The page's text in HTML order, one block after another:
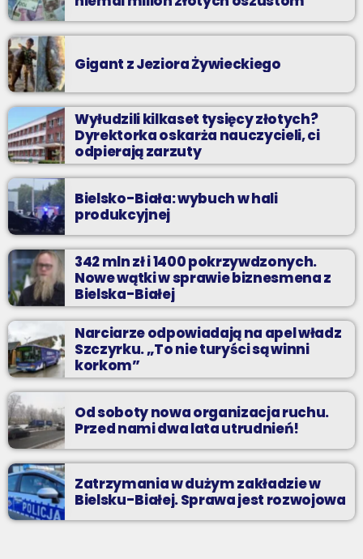
Gigant z Jeziora Żywieckiego
Wyłudzili kilkaset tysięcy złotych?
Dyrektorka oskarża nauczycieli, ci
odpierają zarzuty
Bielsko-Biała: wybuch w hali
produkcyjnej
342 mln zł i 1400 pokrzywdzonych.
Nowe wątki w sprawie biznesmena z
Bielska-Białej
Narciarze odpowiadają na apel władz
Szczyrku. „To nie turyści są winni
korkom”
Od soboty nowa organizacja ruchu.
Przed nami dwa lata utrudnień!
Zatrzymania w dużym zakładzie w
Bielsku-Białej. Sprawa jest rozwojowa